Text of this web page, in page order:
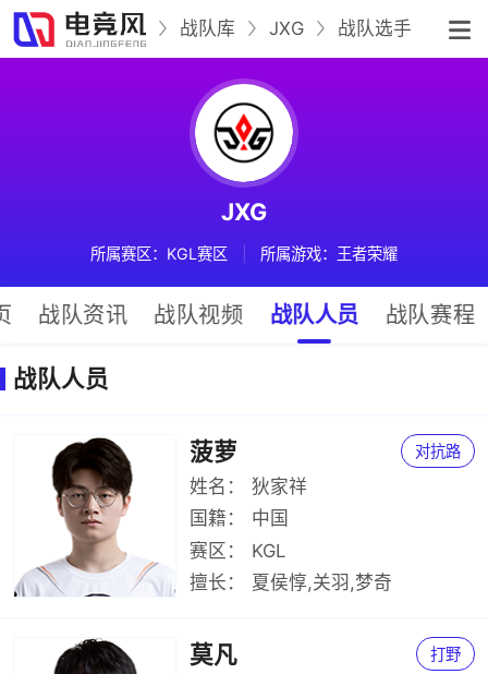
战队库 JXG 战队选手
JXG
所属赛区：KGL赛区 所属游戏：王者荣耀
战队资讯 战队视频 战队人员 战队赛程
战队人员
菠萝 对抗路
姓名：
狄家祥
国籍：
中国
赛区：
KGL
擅长：
夏侯惇,关羽,梦奇
莫凡 打野